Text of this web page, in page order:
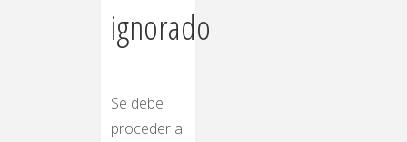
ignorado
Se debe
proceder a